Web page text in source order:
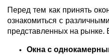
Перед тем как принять
ознакомиться с
представленных на рынке.
Окна с